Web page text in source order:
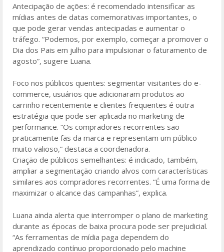
Antecipação de ações: é recomendado intensificar as
mídias antes de datas comemorativas importantes, o
que pode gerar vendas antecipadas e aumentar o
tráfego. “Podemos, por exemplo, começar a promover o
Dia dos Pais em julho para impulsionar o faturamento de
agosto”, sugere Luana.
Foco nos públicos quentes: segmentar visitantes do e-
commerce, usuários que adicionaram produtos ao
carrinho recentemente e clientes frequentes é outra
estratégia que pode ser aplicada no marketing de
performance. “Os compradores recorrentes são
praticamente fãs da marca e representam um público
muito valioso,” destaca a coordenadora.
Criação de públicos semelhantes: é indicado, também,
ampliar a segmentação criando alvos com características
similares aos compradores recorrentes. “É uma forma de
maximizar o alcance das campanhas”, explica.
Luana ainda alerta que interromper o plano de marketing
durante as épocas de baixa procura pode ser prejudicial.
“As ferramentas de mídia paga dependem do
aprendizado contínuo proporcionado pelo machine